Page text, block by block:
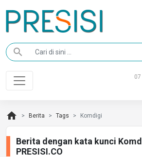
search
home Berita Tags Komdigi
Berita dengan kata kunci
PRESISI.CO